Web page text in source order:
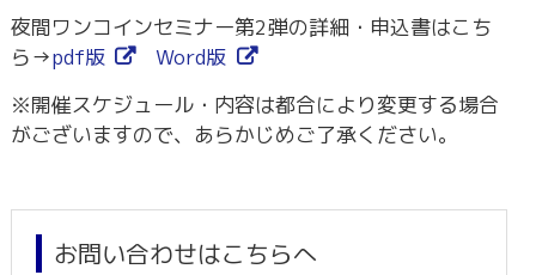
夜間ワンコインセミナー第2弾の詳細・申込書はこち
ら→pdf版
Word版
※開催スケジュール・内容は都合により変更する場合
がございますので、あらかじめご了承ください。
お問い合わせはこちらへ